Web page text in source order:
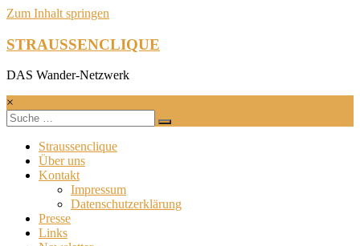
Zum Inhalt springen
STRAUSSENCLIQUE
DAS Wander-Netzwerk
×
Straussenclique
Über uns
Kontakt
Impressum
Datenschutzerklärung
Presse
Links